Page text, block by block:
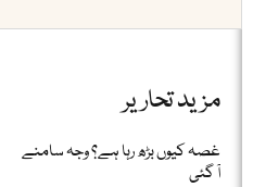
مزید تحاریر
غصہ کیوں بڑھ رہا ہے؟ وجہ سامنے
آ گئی